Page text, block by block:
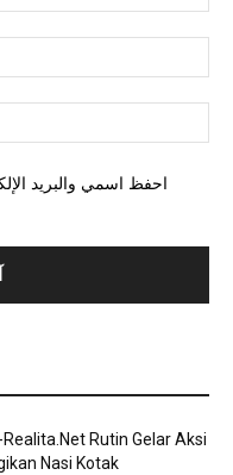
احفظ اسمي والبريد
Rutin Gelar Aksi
Nasi Kotak